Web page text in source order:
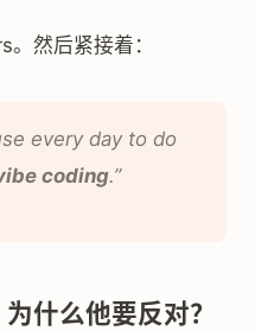
然后紧接着：
every day to do
coding.”
什么他要反对？